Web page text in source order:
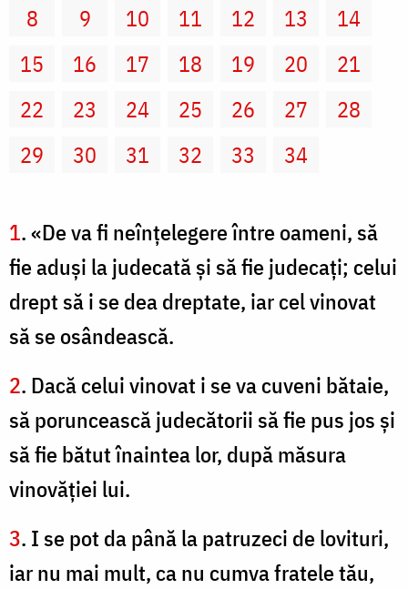
8
9 10 11 12 13
14
15
16 17 18 19 20
21
22
23 24 25 26 27
28
29
30 31 32 33 34
1. «De va fi neînţelegere între oameni, să
fie aduşi la judecată şi să fie judecaţi; celui
drept să i se dea dreptate, iar cel vinovat
să se osândească.
2. Dacă celui vinovat i se va cuveni bătaie,
să poruncească judecătorii să fie pus jos şi
să fie bătut înaintea lor, după măsura
vinovăţiei lui.
3. I se pot da până la patruzeci de lovituri,
iar nu mai mult, ca nu cumva fratele tău,